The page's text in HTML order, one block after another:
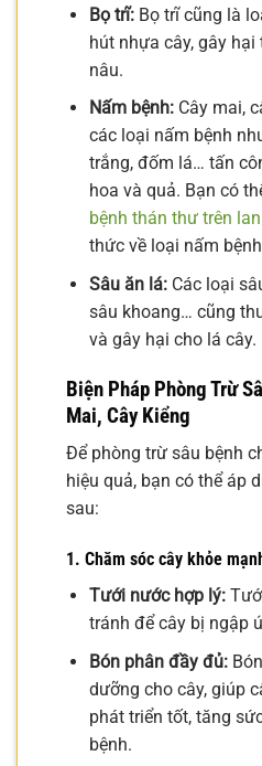
Bọ trĩ:Bọ trĩ cũng là
hút nhựa cây, gây
nâu.
Nấm bệnh:Cây mai,
các loại nấm bệnh
trắng, đốm lá… tấn
hoa và quả. Bạn có
bệnh thán thư trên lan
thức về loại nấm
Sâu ăn lá:Các loại
sâu khoang… cũng
và gây hại cho lá cây.
Biện Pháp Phòng Trừ
Mai, Cây Kiểng
Để phòng trừ sâu bệnh
hiệu quả, bạn có thể áp
sau:
1. Chăm sóc cây khỏe
Tưới nước hợp lý:
tránh để cây bị ngập
Bón phân đầy đủ:
dưỡng cho cây, giúp
phát triển tốt, tăng
bệnh.